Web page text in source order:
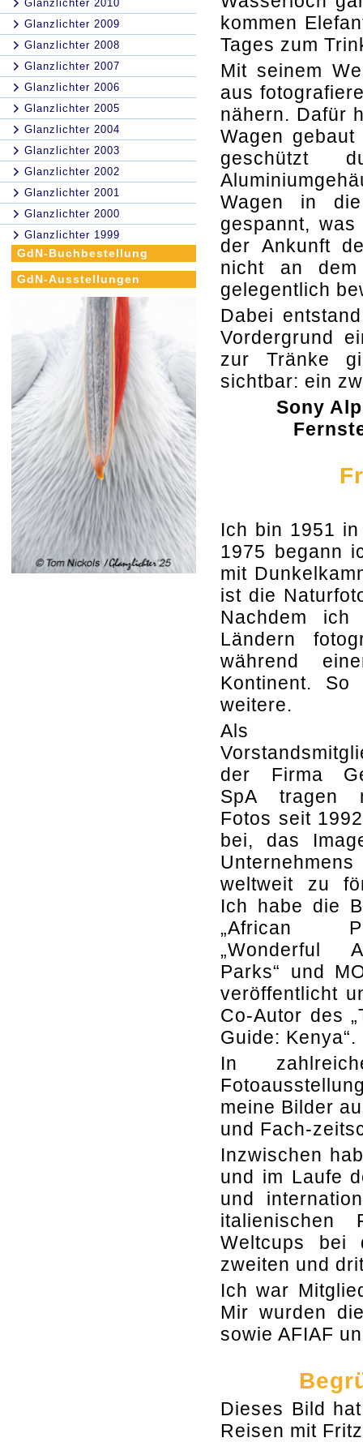
Glanzlichter 2010
Glanzlichter 2009
Glanzlichter 2008
Glanzlichter 2007
Glanzlichter 2006
Glanzlichter 2005
Glanzlichter 2004
Glanzlichter 2003
Glanzlichter 2002
Glanzlichter 2001
Glanzlichter 2000
Glanzlichter 1999
GdN-Buchbestellung
GdN-Ausstellungen
kommen
Tages zum
Mit seinem
aus
nähern. Dafür
Wagen
geschützt
Wagen in
gespannt,
der Ankunft
nicht an dem
gelegentlich
Dabei
Vordergrund
zur Tränke
sichtbar: ein
Sony
Ich bin 1951
1975 begann
mit
ist die
Nachdem
Ländern
während
Kontinent.
weitere.
Als
der Firma
SpA tragen
Fotos seit
bei, das
Unternehmens
weltweit zu
Ich habe die
„African
„Wonderful
Parks“ und
veröffentlicht
Co-Autor des
Guide: Kenya“.
In
meine Bilder
und Fach-
Inzwischen
und im Laufe
und
italienischen
Weltcups bei
zweiten und
Ich war
Mir wurden
sowie AFIAF
Dieses Bild
Reisen mit